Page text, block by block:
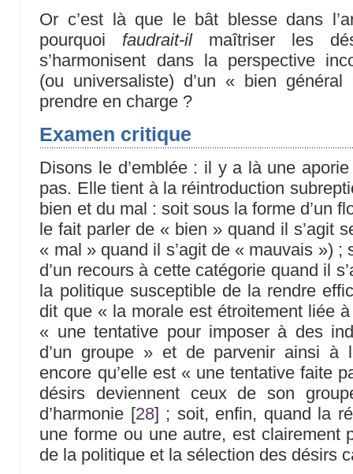
Or c’est là que le bât blesse dans
pourquoi faudrait-ilmaîtriser les
s’harmonisent dans la perspective
(ou universaliste) d’un « bien
prendre en charge ?
Examen critique
Disons le d’emblée : il y a là une
pas. Elle tient à la réintroduction
bien et du mal : soit sous la forme d’un
le fait parler de « bien » quand il s’agit
« mal » quand il s’agit de « mauvais »)
d’un recours à cette catégorie quand il
la politique susceptible de la rendre
dit que « la morale est étroitement liée
« une tentative pour imposer à des
d’un groupe » et de parvenir ainsi à
encore qu’elle est « une tentative faite
désirs deviennent ceux de son
d’harmonie [28] ; soit, enfin, quand la
une forme ou une autre, est clairement
de la politique et la sélection des désirs